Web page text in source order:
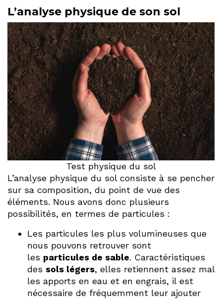
L’analyse physique de son sol
Test physique du sol
L’analyse physique du sol consiste à se pencher
sur sa composition, du point de vue des
éléments. Nous avons donc plusieurs
possibilités, en termes de particules :
Les particules les plus volumineuses que
nous pouvons retrouver sont
les particules de sable. Caractéristiques
des sols légers, elles retiennent assez mal
les apports en eau et en engrais, il est
nécessaire de fréquemment leur ajouter